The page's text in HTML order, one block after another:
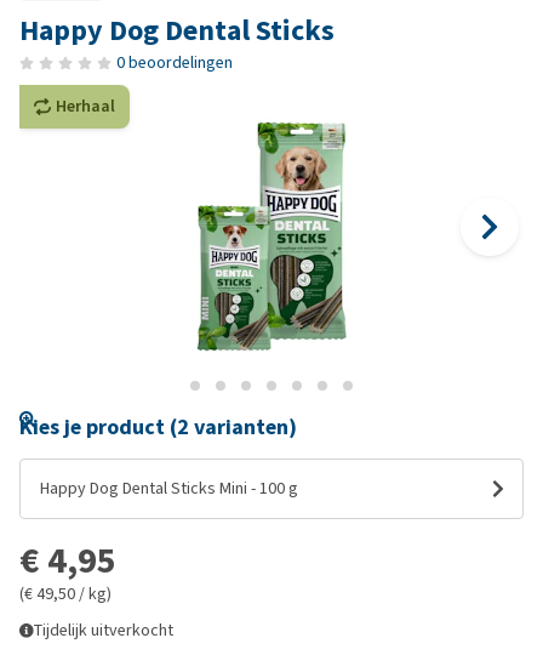
Happy Dog Dental Sticks
0 beoordelingen
Herhaal
Kies je product (2 varianten)
Happy Dog Dental Sticks Mini - 100 g
€ 4,95
(€ 49,50 / kg)
Tijdelijk uitverkocht